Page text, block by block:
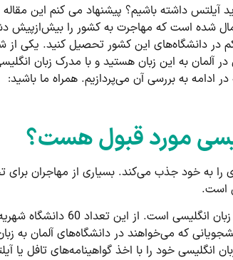
آیلتس داشته باشیم؟ پیشنهاد می کنم این
شده است که مهاجرت به کشور را بیش‌ازپیش
در دانشگاه‌های این کشور تحصیل کنید. یکی از
به این زبان هستید و با مدرک زبان
ادامه به بررسی آن می‌پردازیم. همراه ما باشید:
مورد قبول هست؟
به خود جذب می‌کند. بسیاری از مهاجران
است.
116 دانشگاه در آلمان وجود
که می‌خواهند در دانشگاه‌های آلمان به
انگلیسی خود را با اخذ گواهینامه‌های تافل یا